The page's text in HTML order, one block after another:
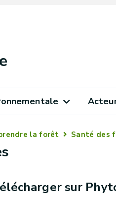
la forêt Santé des
sur